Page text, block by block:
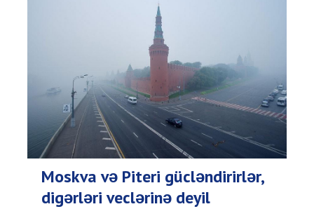
Moskva və Piteri gücləndirirlər,
digərləri veclərinə deyil